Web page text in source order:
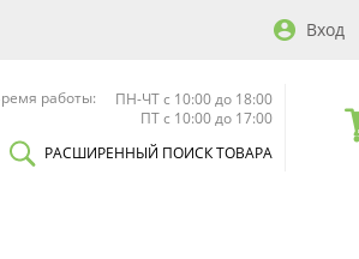
Вход
работы:
ПН-ЧТ с 10:00 до 18:00
ПТ с 10:00 до 17:00
РАСШИРЕННЫЙ ПОИСК ТОВАРА